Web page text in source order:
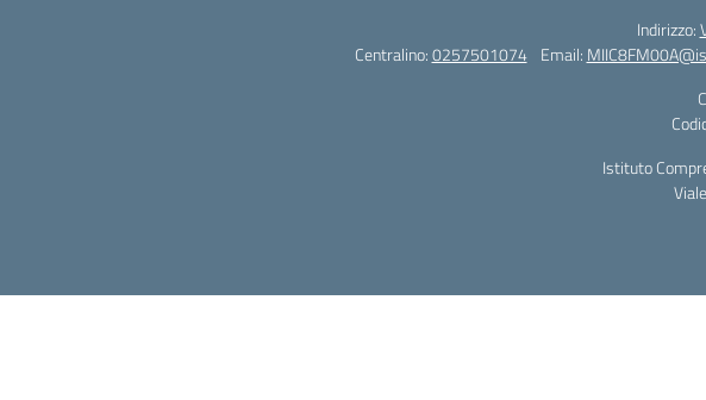
Indirizzo:
Centralino:0257501074 Email:
Istituto